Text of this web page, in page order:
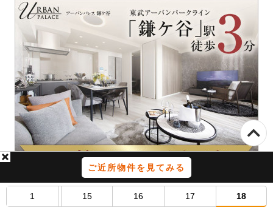
ご近所物件を見てみる
1 15 16 17 18